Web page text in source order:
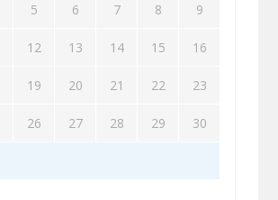
5 6 7 8 9
12 13 14 15 16
19 20 21 22 23
26 27 28 29 30